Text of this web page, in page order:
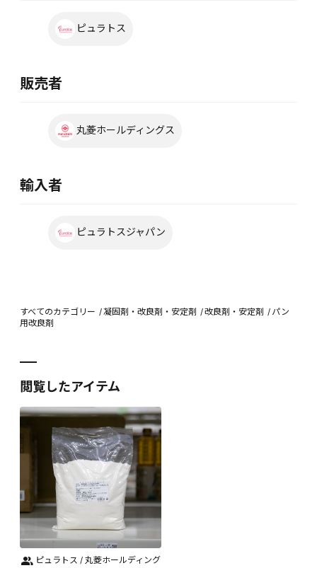
ピュラトス
販売者
丸菱ホールディングス
輸入者
ピュラトスジャパン
すべてのカテゴリー 凝固剤・改良剤・安定剤 改良剤・安定剤
パン
用改良剤
閲覧したアイテム
ピュラトス / 丸菱ホールディング